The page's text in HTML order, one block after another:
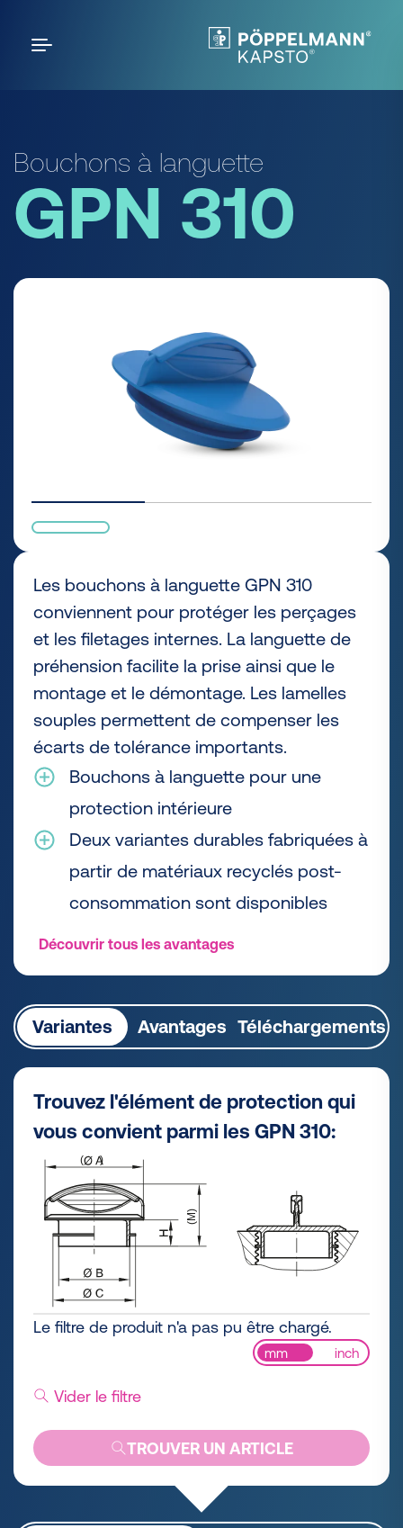
Bouchons à languette
GPN 310
Les bouchons à languette GPN 310
conviennent pour protéger les perçages
et les filetages internes. La languette de
préhension facilite la prise ainsi que le
montage et le démontage. Les lamelles
souples permettent de compenser les
écarts de tolérance importants.
Bouchons à languette pour une
protection intérieure
Deux variantes durables fabriquées à
partir de matériaux recyclés post-
consommation sont disponibles
Découvrir tous les avantages
Variantes Avantages Téléchargements
Trouvez l'élément de protection qui
vous convient parmi les GPN 310:
Le filtre de produit n'a pas pu être chargé.
mm inch
Vider le filtre
TROUVER UN ARTICLE